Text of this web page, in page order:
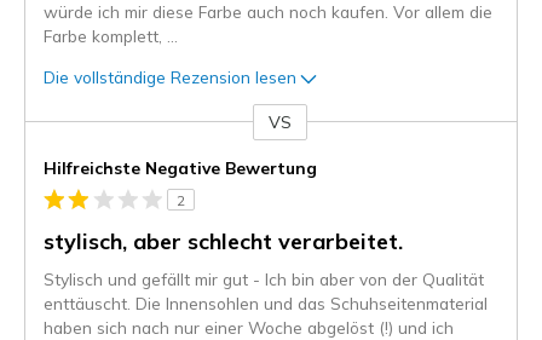
würde ich mir diese Farbe auch noch kaufen. Vor allem die
Farbe komplett,
Die vollständige Rezension lesen
VS
Hilfreichste Negative Bewertung
2
stylisch, aber schlecht verarbeitet.
Stylisch und gefällt mir gut - Ich bin aber von der Qualität
enttäuscht. Die Innensohlen und das Schuhseitenmaterial
haben sich nach nur einer Woche abgelöst (!) und ich